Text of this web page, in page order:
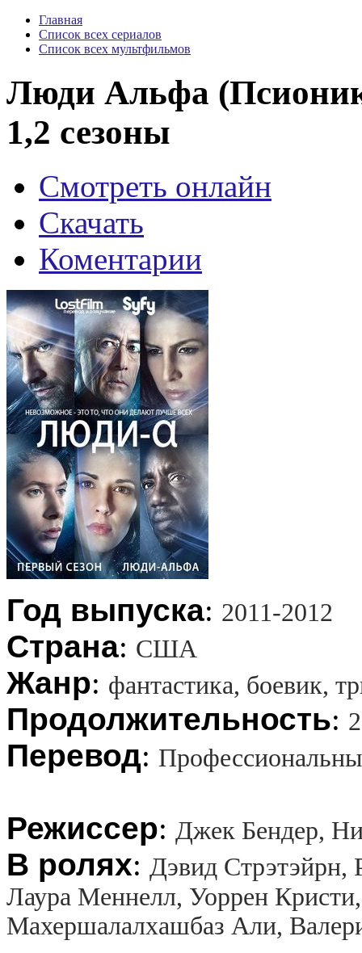
Главная
Список всех сериалов
Список всех мультфильмов
Люди Альфа
1,2 сезоны
Смотреть онлайн
Скачать
Коментарии
Год выпуска: 2011-2012
Страна: США
Жанр: фантастика, боевик,
Продолжительность:
Перевод:
Режиссер: Джек Бендер,
В ролях: Дэвид Стрэтэйрн,
Лаура Меннелл, Уоррен
Махершалалхашбаз Али,